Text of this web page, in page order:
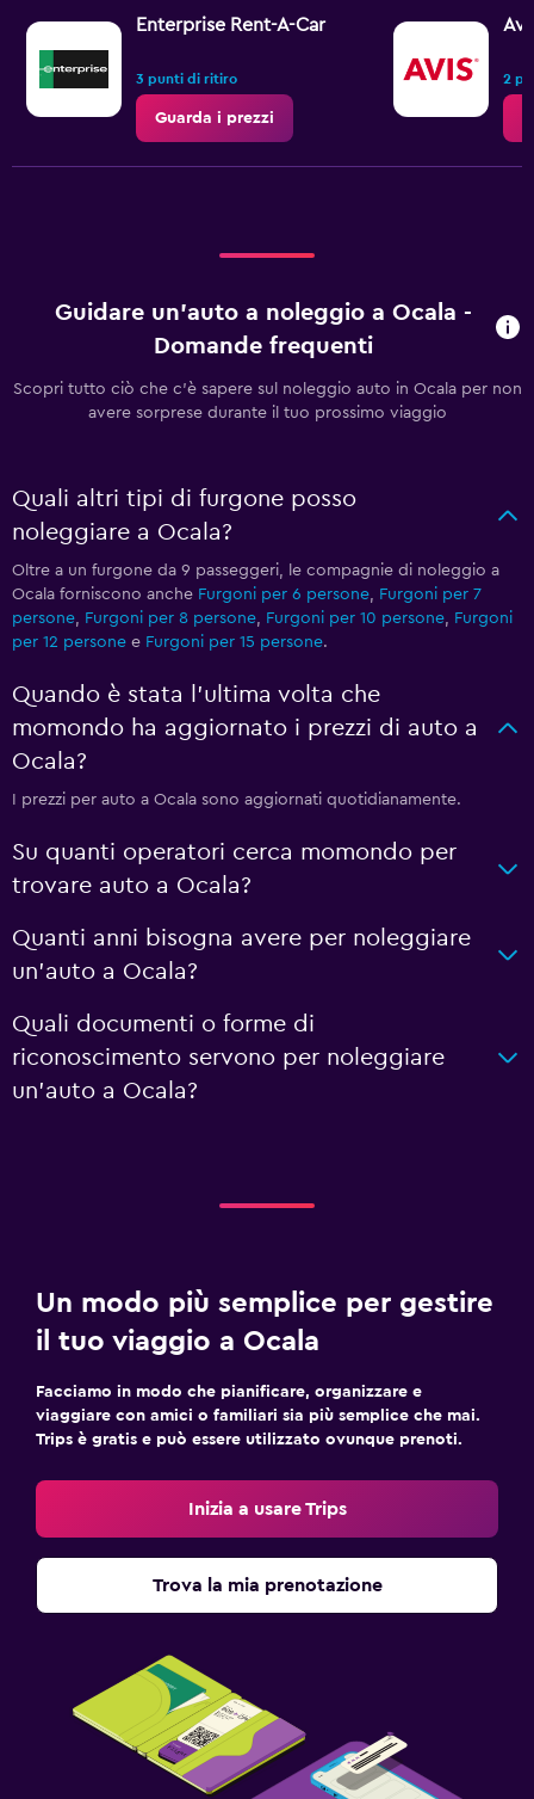
Enterprise Rent-A-Car
3 punti di ritiro
Guarda i prezzi
2
Guidare un'auto a noleggio a Ocala -
Domande frequenti
Scopri tutto ciò che c'è sapere sul noleggio auto in Ocala per non
avere sorprese durante il tuo prossimo viaggio
Quali altri tipi di furgone posso
noleggiare a Ocala?
Oltre a un furgone da 9 passeggeri, le compagnie di noleggio a
Ocala forniscono anche Furgoni per 6 persone, Furgoni per 7
persone, Furgoni per 8 persone, Furgoni per 10 persone, Furgoni
per 12 persone e Furgoni per 15 persone.
Quando è stata l'ultima volta che
momondo ha aggiornato i prezzi di auto a
Ocala?
I prezzi per auto a Ocala sono aggiornati quotidianamente.
Su quanti operatori cerca momondo per
trovare auto a Ocala?
Quanti anni bisogna avere per noleggiare
un'auto a Ocala?
Quali documenti o forme di
riconoscimento servono per noleggiare
un'auto a Ocala?
Un modo più semplice per gestire
il tuo viaggio a Ocala
Facciamo in modo che pianificare, organizzare e
viaggiare con amici o familiari sia più semplice che mai.
Trips è gratis e può essere utilizzato ovunque prenoti.
Inizia a usare Trips
Trova la mia prenotazione